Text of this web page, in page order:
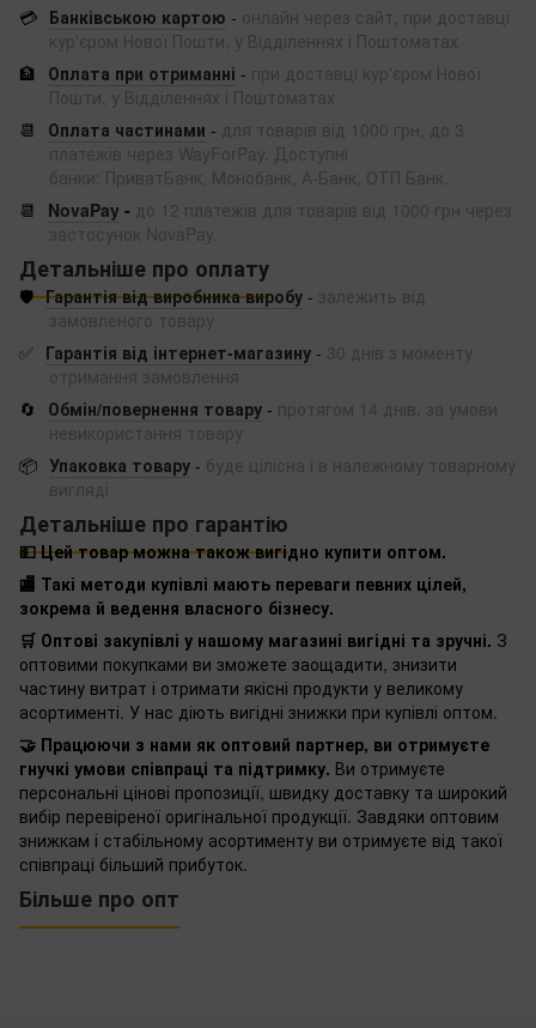
💳 Банківською картою - онлайн через сайт, при доставці
кур'єром Нової Пошти, у Відділеннях і Поштоматах
🏦
Оплата при отриманні - при доставці кур'єром Нової
Пошти, у Відділеннях і Поштоматах
📆
Оплата частинами - для товарів від 1000 грн, до 3
платежів через WayForPay. Доступні
банки: ПриватБанк, Монобанк, А-Банк, ОТП Банк.
📆
NovaPay - до 12 платежів для товарів від 1000 грн через
застосунок NovaPay.
Детальніше про оплату
🛡️ Гарантія від виробника виробу - залежить від
замовленого товару
✅ Гарантія від інтернет-магазину - 30 днів з моменту
отримання замовлення
🔄
Обмін/повернення товару - протягом 14 днів, за умови
невикористання товару
📦 Упаковка товару - буде цілісна і в належному товарному
вигляді
Детальніше про гарантію
💵 Цей товар можна також вигідно купити оптом.
🏬 Такі методи купівлі мають переваги певних цілей,
зокрема й ведення власного бізнесу.
🛒 Оптові закупівлі у нашому магазині вигідні та зручні. З
оптовими покупками ви зможете заощадити, знизити
частину витрат і отримати якісні продукти у великому
асортименті. У нас діють вигідні знижки при купівлі оптом.
🤝 Працюючи з нами як оптовий партнер, ви отримуєте
гнучкі умови співпраці та підтримку. Ви отримуєте
персональні цінові пропозиції, швидку доставку та широкий
вибір перевіреної оригінальної продукції. Завдяки оптовим
знижкам і стабільному асортименту ви отримуєте від такої
співпраці більший прибуток.
Більше про опт